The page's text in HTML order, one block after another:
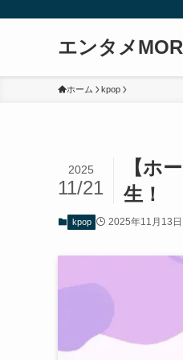
エンタメ
ホーム kpop
【ホ
生！
2025
11/21
kpop 2025年11月13日